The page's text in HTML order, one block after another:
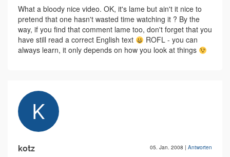
What a bloody nice video. OK, it's lame but ain't it nice to
pretend that one hasn't wasted time watching it ? By the
way, if you find that comment lame too, don't forget that you
have still read a correct English text
ROFL - you can
always learn, it only depends on how you look at things
kotz 05. Jan. 2008 | Antworten